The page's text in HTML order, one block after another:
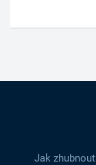
Jak zhubnout